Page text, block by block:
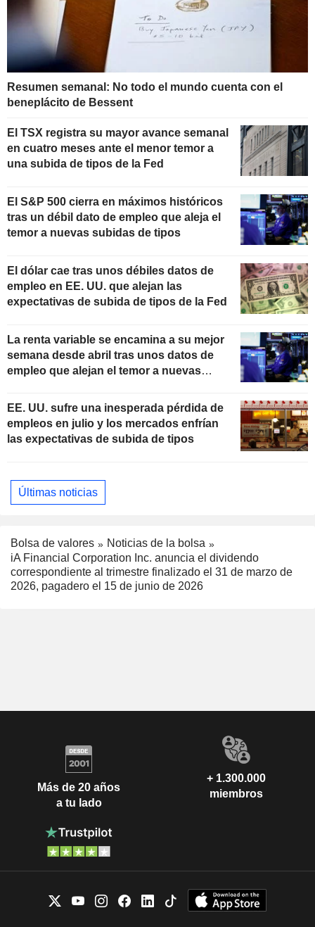
Resumen semanal: No todo el mundo cuenta con el
beneplácito de Bessent
El TSX registra su mayor avance semanal
en cuatro meses ante el menor temor a
una subida de tipos de la Fed
El S&P 500 cierra en máximos históricos
tras un débil dato de empleo que aleja el
temor a nuevas subidas de tipos
El dólar cae tras unos débiles datos de
empleo en EE. UU. que alejan las
expectativas de subida de tipos de la Fed
La renta variable se encamina a su mejor
semana desde abril tras unos datos de
empleo que alejan el temor a nuevas
EE. UU. sufre una inesperada pérdida de
empleos en julio y los mercados enfrían
las expectativas de subida de tipos
Últimas noticias
Bolsa de valores
Noticias de la bolsa
iA Financial Corporation Inc. anuncia el dividendo
correspondiente al trimestre finalizado el 31 de marzo de
2026, pagadero el 15 de junio de 2026
Más de 20 años
a tu lado
+ 1.300.000
miembros